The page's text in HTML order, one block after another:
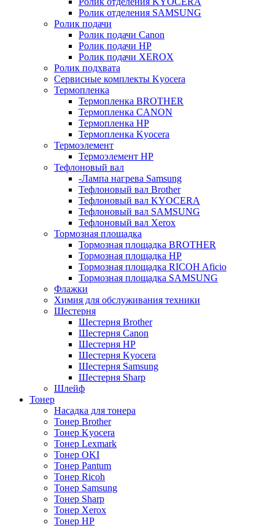
Ролик отделения SAMSUNG
Ролик подачи
Ролик подачи Canon
Ролик подачи HP
Ролик подачи XEROX
Ролик подхвата
Сервисные комплекты Kyocera
Термопленка
Термопленка BROTHER
Термопленка CANON
Термопленка HP
Термопленка Kyocera
Термоэлемент
Термоэлемент НР
Тефлоновый вал
-Лампа нагрева Samsung
Тефлоновый вал Brother
Тефлоновый вал KYOCERA
Тефлоновый вал SAMSUNG
Тефлоновый вал Xerox
Тормозная площадка
Тормозная площадка BROTHER
Тормозная площадка HP
Тормозная площадка RICOH Aficio
Тормозная площадка SAMSUNG
Флажки
Химия для обслуживания техники
Шестерня
Шестерня Brother
Шестерня Canon
Шестерня HP
Шестерня Kyocera
Шестерня Samsung
Шестерня Sharp
Шлейф
Тонер
Насадка для тонера
Тонер Brother
Тонер Kyocera
Тонер Lexmark
Тонер OKI
Тонер Pantum
Тонер Ricoh
Тонер Samsung
Тонер Sharp
Тонер Xerox
Тонер НР